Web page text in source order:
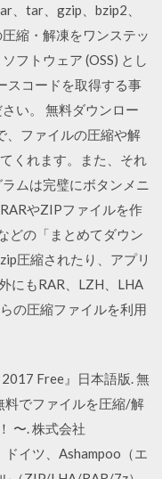
、tar、gzip、bzip2、
縮・解凍をワンステッ
フトウェア (OSS) とし
スコードを取得する事
い。 無料ダウンロー
、ファイルの圧縮や解
くれます。また、それ
ムは完璧にボタンメニ
やZIPファイルを作
どの「まとめてダウン
圧縮されたり、アプリ
にもRAR、LZH、LHA
の圧縮ファイルを利用
Free』⽇本語版. 無
料でファイルを圧縮/解
〜. 株式会社
ドイツ、Ashampoo（エ